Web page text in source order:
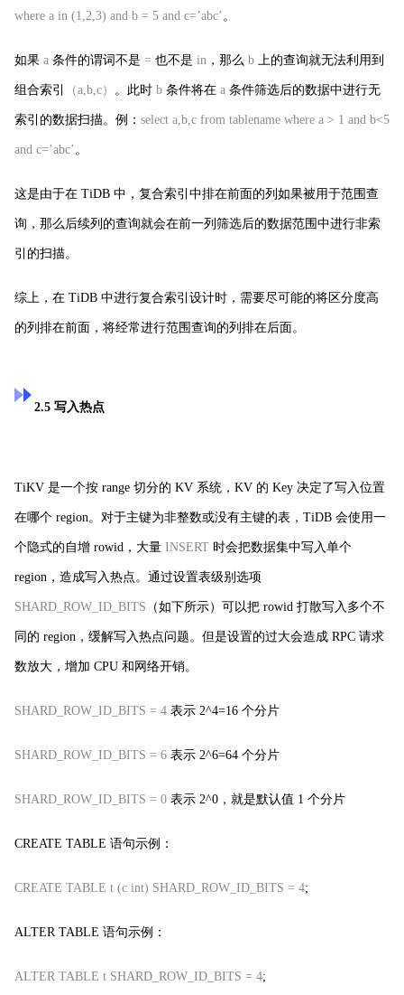
where a in (1,2,3) and b = 5 and c=’abc’ 。
如果 a 条件的谓词不是 = 也不是 in ，那么 b 上的查询就无法利用到
组合索引 （a,b,c） 。此时 b 条件将在 a 条件筛选后的数据中进行无
索引的数据扫描。例： select a,b,c from tablename where a > 1 and b<5
and c=’abc’ 。
这是由于在 TiDB 中，复合索引中排在前面的列如果被用于范围查
询，那么后续列的查询就会在前一列筛选后的数据范围中进行非索
引的扫描。
综上，在 TiDB 中进行复合索引设计时，需要尽可能的将区分度高
的列排在前面，将经常进行范围查询的列排在后面。
2.5 写入热点
TiKV 是一个按 range 切分的 KV 系统，KV 的 Key 决定了写入位置
在哪个 region。对于主键为非整数或没有主键的表，TiDB 会使用一
个隐式的自增 rowid，大量 INSERT 时会把数据集中写入单个
region，造成写入热点。通过设置表级别选项
SHARD_ROW_ID_BITS （如下所示）可以把 rowid 打散写入多个不
同的 region，缓解写入热点问题。但是设置的过大会造成 RPC 请求
数放大，增加 CPU 和网络开销。
SHARD_ROW_ID_BITS = 4 表示 2^4=16 个分片
SHARD_ROW_ID_BITS = 6 表示 2^6=64 个分片
SHARD_ROW_ID_BITS = 0 表示 2^0，就是默认值 1 个分片
CREATE TABLE 语句示例：
CREATE TABLE t (c int) SHARD_ROW_ID_BITS = 4;
ALTER TABLE 语句示例：
ALTER TABLE t SHARD_ROW_ID_BITS = 4;